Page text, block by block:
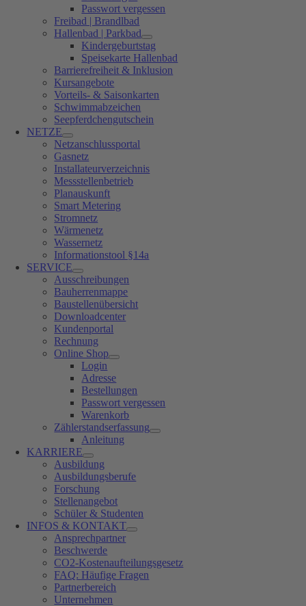
Passwort vergessen
Freibad | Brandlbad
Hallenbad | Parkbad
Kindergeburtstag
Speisekarte Hallenbad
Barrierefreiheit & Inklusion
Kursangebote
Vorteils- & Saisonkarten
Schwimmabzeichen
Seepferdchengutschein
NETZE
Netzanschlussportal
Gasnetz
Installateurverzeichnis
Messstellenbetrieb
Planauskunft
Smart Metering
Stromnetz
Wärmenetz
Wassernetz
Informationstool §14a
SERVICE
Ausschreibungen
Bauherrenmappe
Baustellenübersicht
Downloadcenter
Kundenportal
Rechnung
Online Shop
Login
Adresse
Bestellungen
Passwort vergessen
Warenkorb
Zählerstandserfassung
Anleitung
KARRIERE
Ausbildung
Ausbildungsberufe
Forschung
Stellenangebot
Schüler & Studenten
INFOS & KONTAKT
Ansprechpartner
Beschwerde
CO2-Kostenaufteilungsgesetz
FAQ: Häufige Fragen
Partnerbereich
Unternehmen